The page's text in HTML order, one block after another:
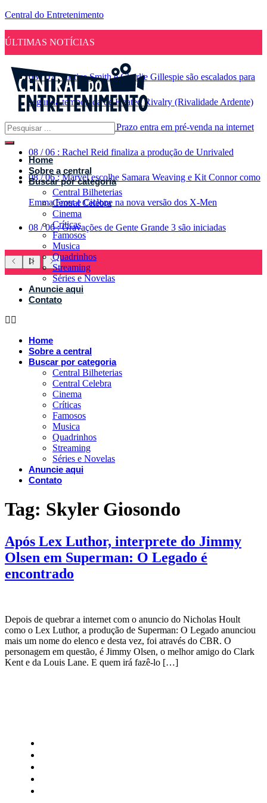
Central do Entretenimento
ÚLTIMAS NOTÍCIAS
08 / 07 : Justice Smith e Charlie Gillespie são escalados para
segunda temporada de Heated Rivalry (Rivalidade Ardente)
08 / Jogo a Longo Prazo entra em pré-venda na internet
08 / 06 : Rachel Reid finaliza a produção de Unrivaled
08 / 06 : Marvel escolhe Samara Weaving e Kit Connor como
Emma Frost e Ciclope na nova versão dos X-Men
08 / 06 : Gravações de Gente Grande 3 são iniciadas
Home
Sobre a central
Buscar por categoria
Central Bilheterias
Central Celebra
Cinema
Críticas
Famosos
Musica
Quadrinhos
Streaming
Séries e Novelas
Anuncie aqui
Contato
Home
Sobre a central
Buscar por categoria
Central Bilheterias
Central Celebra
Cinema
Críticas
Famosos
Musica
Quadrinhos
Streaming
Séries e Novelas
Anuncie aqui
Contato
Tag: Skyler Giosondo
Após Lex Luthor, interprete do Jimmy
Olsen em Superman: O Legado é
encontrado
Depois de quebrar a internet com o anuncio do Nicholas Hoult
como o Lex Luthor, a produção de Superman: O Legado anunciou
mais um nome do elenco e desta vez, foi através do CBR. O
personagem em questão, é Jimmy Olsen, o melhor amigo do Clark
Kent e da Louis Lane. E quem irá fazê-lo […]